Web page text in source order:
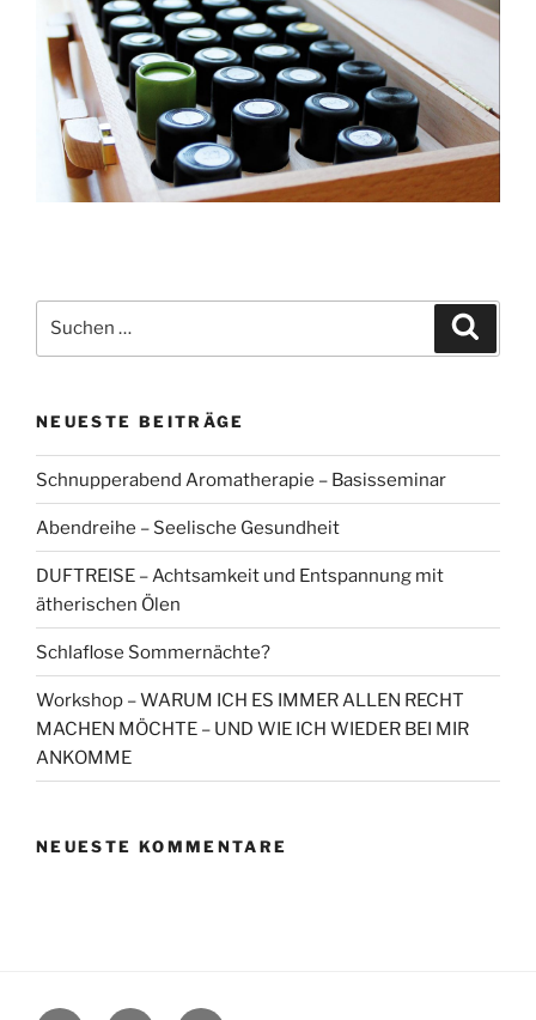
nach:
NEUESTE BEITRÄGE
Schnupperabend Aromatherapie – Basisseminar
Abendreihe – Seelische Gesundheit
DUFTREISE – Achtsamkeit und Entspannung mit
ätherischen Ölen
Schlaflose Sommernächte?
Workshop – WARUM ICH ES IMMER ALLEN RECHT
MACHEN MÖCHTE – UND WIE ICH WIEDER BEI MIR
ANKOMME
NEUESTE KOMMENTARE